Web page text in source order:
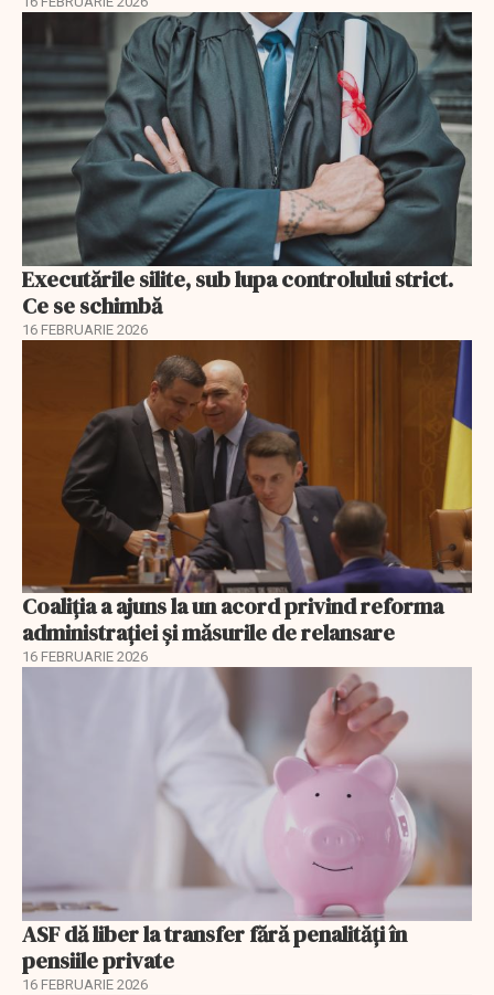
Executările silite, sub lupa controlului strict.
Ce se schimbă
16 FEBRUARIE 2026
Coaliția a ajuns la un acord privind reforma
administrației și măsurile de relansare
16 FEBRUARIE 2026
ASF dă liber la transfer fără penalități în
pensiile private
16 FEBRUARIE 2026